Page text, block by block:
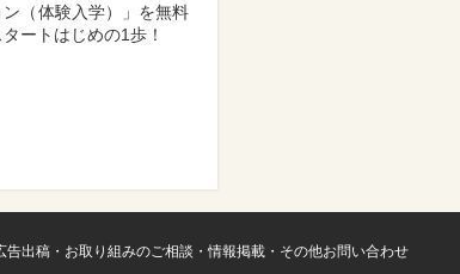
ン（体験入学）」を無料
ートはじめの1歩！
告出稿・お取り組みのご相談・情報掲載・その他お問い合わせ